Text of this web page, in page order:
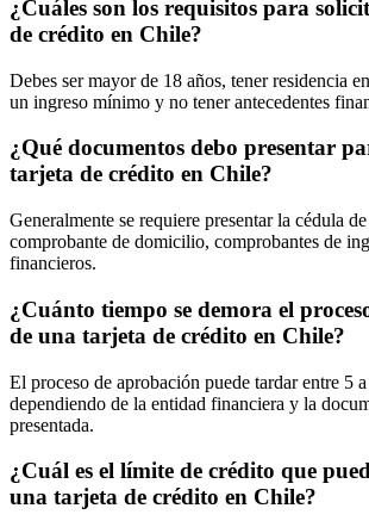
¿Cuáles son los requisitos para
de crédito en Chile?
Debes ser mayor de 18 años, tener residencia
un ingreso mínimo y no tener antecedentes
¿Qué documentos debo presentar
tarjeta de crédito en Chile?
Generalmente se requiere presentar la cédula
comprobante de domicilio, comprobantes de
financieros.
¿Cuánto tiempo se demora el
de una tarjeta de crédito en Chile?
El proceso de aprobación puede tardar entre 5
dependiendo de la entidad financiera y la
presentada.
¿Cuál es el límite de crédito que
una tarjeta de crédito en Chile?